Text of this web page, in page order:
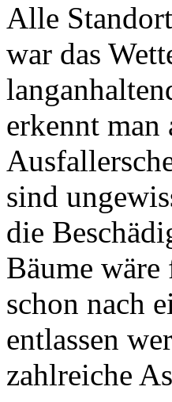
Alle
war das
erkennt man
sind
die
Bäume
schon nach
entlassen
zahlreiche